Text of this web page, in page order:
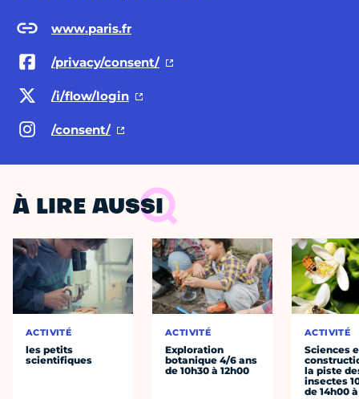
www.paris.fr
/privacy/consent/
/i/flow/login
/consent/
À LIRE AUSSI
ACTIVITÉ
les petits
scientifiques
ACTIVITÉ
Exploration
botanique 4/6 ans
de 10h30 à 12h00
ACTIVITÉ
Sciences
la piste
insectes
de 14h00